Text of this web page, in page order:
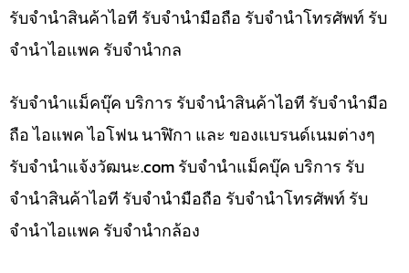
รับจำนำสินค้าไอที รับจำนำมือถือ รับจำนำโทรศัพท์ รับ
จำนำไอแพค รับจำนำกล
รับจำนำแม็คบุ๊ค บริการ รับจำนำสินค้าไอที รับจำนำมือ
ถือ ไอแพค ไอโฟน นาฬิกา และ ของแบรนด์เนมต่างๆ
รับจํานําแจ้งวัฒนะ.com รับจำนำแม็คบุ๊ค บริการ รับ
จำนำสินค้าไอที รับจำนำมือถือ รับจำนำโทรศัพท์ รับ
จำนำไอแพค รับจำนำกล้อง